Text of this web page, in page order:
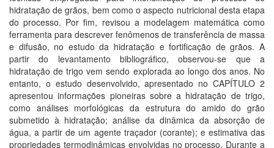
hidratação de grãos, bem como o aspecto nutricional desta etapa
do processo. Por fim, revisou a modelagem matemática como
ferramenta para descrever fenômenos de transferência de massa
e difusão, no estudo da hidratação e fortificação de grãos. A
partir do levantamento bibliográfico, observou-se que a
hidratação de trigo vem sendo explorada ao longo dos anos. No
entanto, o estudo desenvolvido, apresentado no CAPÍTULO 2
apresentou informações pioneiras sobre a hidratação de trigo,
como análises morfológicas da estrutura do amido do grão
submetido à hidratação; análise da dinâmica da absorção de
água, a partir de um agente traçador (corante); e estimativa das
propriedades termodinâmicas envolvidas no processo. Durante a